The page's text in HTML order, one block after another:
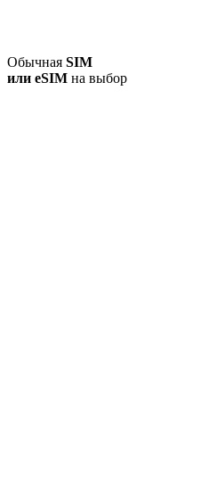
Обычная SIM
или eSIM на выбор